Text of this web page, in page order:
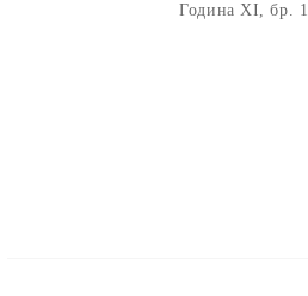
Година XI, бр.